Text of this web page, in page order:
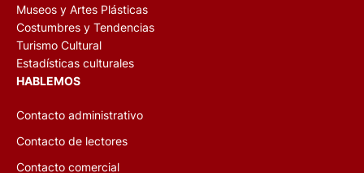
Museos y Artes Plásticas
Costumbres y Tendencias
Turismo Cultural
Estadísticas culturales
HABLEMOS
Contacto administrativo
Contacto de lectores
Contacto comercial